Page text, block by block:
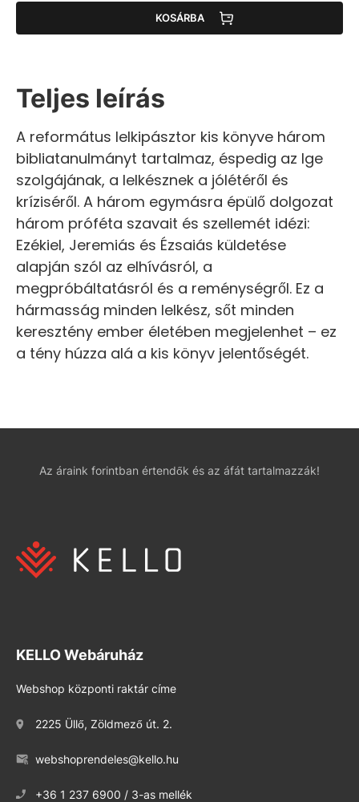
KOSÁRBA
Teljes leírás
A református lelkipásztor kis könyve három
bibliatanulmányt tartalmaz, éspedig az Ige
szolgájának, a lelkésznek a jólétéről és
kríziséről. A három egymásra épülő dolgozat
három próféta szavait és szellemét idézi:
Ezékiel, Jeremiás és Ézsaiás küldetése
alapján szól az elhívásról, a
megpróbáltatásról és a reménységről. Ez a
hármasság minden lelkész, sőt minden
keresztény ember életében megjelenhet – ez
a tény húzza alá a kis könyv jelentőségét.
Az áraink forintban értendők és az áfát tartalmazzák!
KELLO Webáruház
Webshop központi raktár címe
2225 Üllő, Zöldmező út. 2.
webshoprendeles@kello.hu
+36 1 237 6900 / 3-as mellék